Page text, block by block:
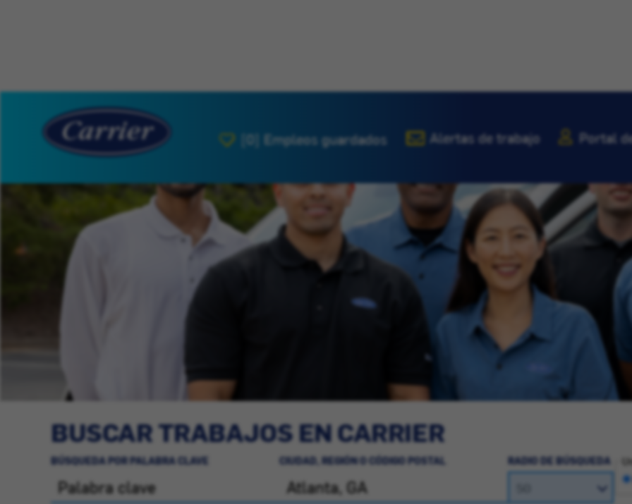
[0]Empleos guardados Alertas de trabajo Portal
BUSCAR TRABAJOS EN CARRIER
BÚSQUEDA POR PALABRA CLAVE CIUDAD, REGIÓN O CÓDIGO POSTAL RADIO DE BÚSQUEDA